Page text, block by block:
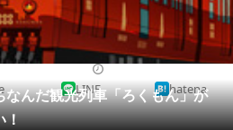
教育・育児
リサーチ
なんだ観光列車「ろくもん」が
！
LINE hatena